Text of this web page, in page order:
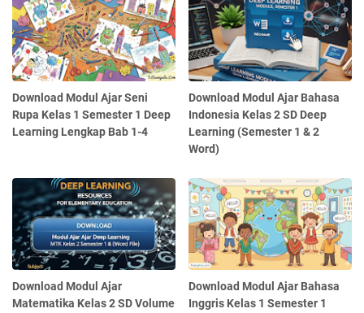
Download Modul Ajar Seni
Rupa Kelas 1 Semester 1 Deep
Learning Lengkap Bab 1-4
Download Modul Ajar Bahasa
Indonesia Kelas 2 SD Deep
Learning (Semester 1 & 2
Word)
Download Modul Ajar
Matematika Kelas 2 SD Volume
Download Modul Ajar Bahasa
Inggris Kelas 1 Semester 1